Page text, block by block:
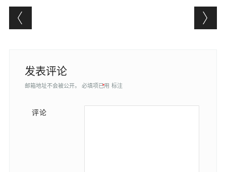
Post navigation
发表评论
邮箱地址不会被公开。 必填项已用
* 标注
评论